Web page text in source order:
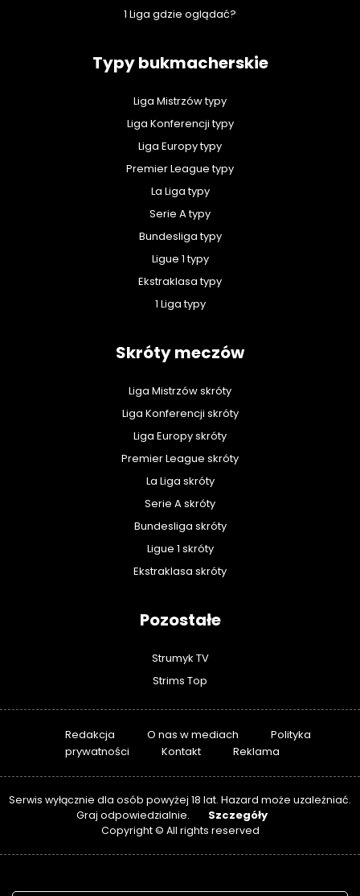
1 Liga gdzie oglądać?
Typy bukmacherskie
Liga Mistrzów typy
Liga Konferencji typy
Liga Europy typy
Premier League typy
La Liga typy
Serie A typy
Bundesliga typy
Ligue 1 typy
Ekstraklasa typy
1 Liga typy
Skróty meczów
Liga Mistrzów skróty
Liga Konferencji skróty
Liga Europy skróty
Premier League skróty
La Liga skróty
Serie A skróty
Bundesliga skróty
Ligue 1 skróty
Ekstraklasa skróty
Pozostałe
Strumyk TV
Strims Top
Redakcja O nas w mediach
Polityka
prywatności
Kontakt Reklama
Serwis wyłącznie dla osób powyżej 18 lat. Hazard może uzależniać.
Graj odpowiedzialnie.
Szczegóły
Copyright © All rights reserved